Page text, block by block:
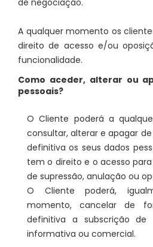
de negociação.
A qualquer momento os
direito de acesso e/ou
funcionalidade.
Como aceder, alterar ou
pessoais?
O Cliente poderá a
consultar, alterar e apagar
definitiva os seus dados
tem o direito e o acesso
de supressão, anulação ou
O Cliente poderá,
momento, cancelar de
definitiva a subscrição de
informativa ou comercial.